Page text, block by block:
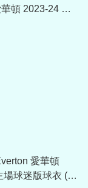
頓 2023-24 作
愛華頓
場球迷版球衣 (附